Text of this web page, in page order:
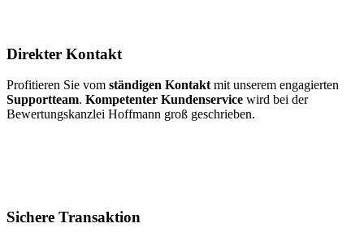
Direkter Kontakt
Profitieren Sie vom ständigen Kontaktmit unserem engagierten
Supportteam. Kompetenter Kundenservice wird bei der
Bewertungskanzlei Hoffmann groß geschrieben.
Sichere Transaktion